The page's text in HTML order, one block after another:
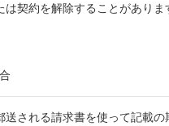
契約を解除することがありま
される請求書を使って記載の